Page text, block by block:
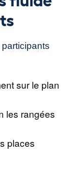
sur le plan
les rangées
places